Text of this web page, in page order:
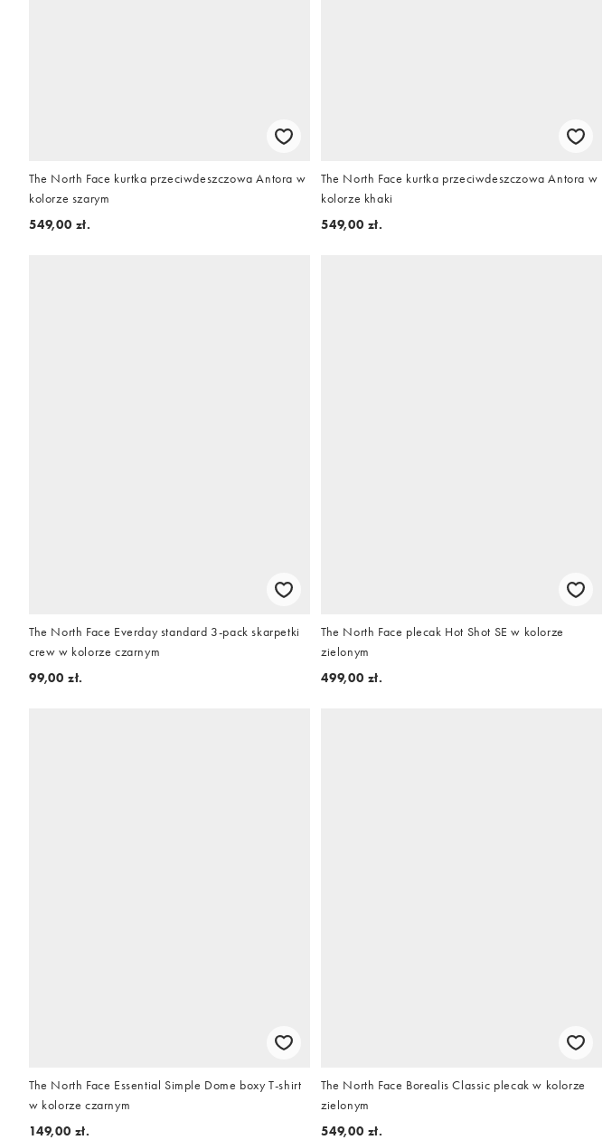
The North Face kurtka przeciwdeszczowa Antora w
kolorze szarym
549,00 zł.
The North Face kurtka przeciwdeszczowa Antora w
kolorze khaki
549,00 zł.
The North Face Everday standard 3-pack skarpetki
crew w kolorze czarnym
99,00 zł.
The North Face plecak Hot Shot SE w kolorze
zielonym
499,00 zł.
The North Face Essential Simple Dome boxy T-shirt
w kolorze czarnym
149,00 zł.
The North Face Borealis Classic plecak w kolorze
zielonym
549,00 zł.